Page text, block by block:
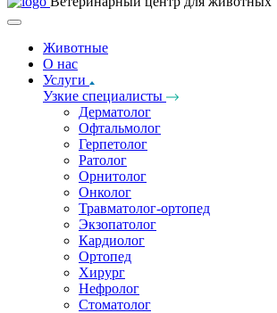
Животные
О нас
Услуги
Узкие специалисты
Дерматолог
Офтальмолог
Герпетолог
Ратолог
Орнитолог
Онколог
Травматолог-ортопед
Экзопатолог
Кардиолог
Ортопед
Хирург
Нефролог
Стоматолог